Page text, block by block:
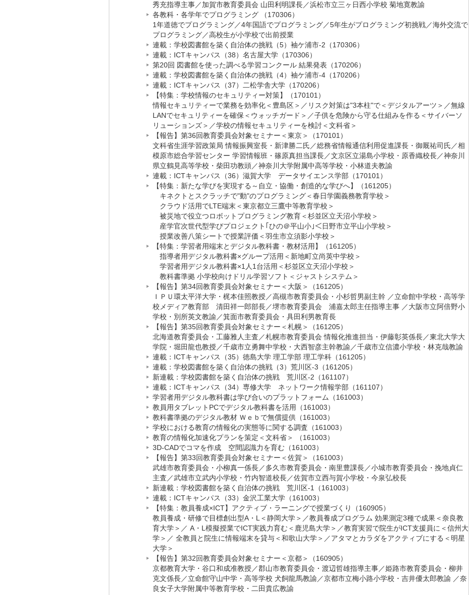
秀充指導主事／ 加賀市教育委員会 山田利明課長／浜松市立三ヶ日西小学校 菊地寛教諭
各教科・各学年でプログラミング
（170306）
1年道徳でプログラミング／4年国語でプログラミング／5年生がプログラミング初挑戦／海外交流で
プログラミング／高校生が小学校で出前授業
連載：学校図書館を築く自治体の挑戦（5）袖ケ浦市-2（170306）
連載：ICTキャンパス（38）名古屋大学（170306）
第20回 図書館を使った調べる学習コンクール 結果発表（170206）
連載：学校図書館を築く自治体の挑戦（4）袖ケ浦市-4（170206）
連載：ICTキャンパス（37）二松学舎大学（170206）
【特集：学校情報のセキュリティー対策】（170101）
情報セキュリティーで業務を効率化＜豊島区＞ ／ リスク対策は"3本柱"で＜デジタルアーツ＞ ／無線
LANでセキュリティーを確保＜ウォッチガード＞ ／子供を危険から守る仕組みを作る＜サイバーソ
リューションズ＞ ／学校の情報セキュリティーを検討＜文科省＞
【報告】第36回教育委員会対象セミナー＜東京＞（170101）
文科省生涯学習政策局 情報振興室長・新津勝二氏 ／総務省情報通信利用促進課長・御厩祐司氏 ／相
模原市総合学習センター 学習情報班・篠原真担当課長／文京区立湯島小学校・原香織校長／神奈川
県立鶴見高等学校・柴田功教頭 ／神奈川大学附属中高等学校・小林道夫教諭
連載：ICTキャンパス（36）滋賀大学 データサイエンス学部（170101）
【特集：新たな学びを実現する～自立・協働・創造的な学びへ】（161205）
キネクトとスクラッチで"動"のプログラミング＜春日学園義務教育学校＞
クラウド活用でLTE端末＜東京都立三鷹中等教育学校＞
被災地で役立つロボットプログラミング教育＜杉並区立天沼小学校＞
産学官次世代型学びプロジェクト｢ひの＠平山小｣＜日野市立平山小学校＞
授業改善八策シートで授業評価＜羽生市立須影小学校＞
【特集：学習者用端末とデジタル教科書・教材活用】（161205）
指導者用デジタル教科書×グループ活用＜新地町立尚英中学校＞
学習者用デジタル教科書×1人1台活用＜杉並区立天沼小学校＞
教科書準拠 小学校向けドリル学習ソフト＜ジャストシステム＞
【報告】第34回教育委員会対象セミナー＜大阪＞（161205）
ＩＰＵ環太平洋大学・梶本佳照教授／高槻市教育委員会・小杉哲男副主幹／ 立命館中学校・高等学
校メディア教育部 清田祥一郎部長／堺市教育委員会 浦嘉太郎主任指導主事／ 大阪市立阿倍野小
学校・別所英文教諭／箕面市教育委員会・具田利男教育長
【報告】第35回教育委員会対象セミナー＜札幌＞（161205）
北海道教育委員会・工藤雅人主査 ／札幌市教育委員会 情報化推進担当・伊藤彰英係長／東北大学大
学院・堀田龍也教授／千歳市立勇舞中学校・大西智彦主幹教諭／千歳市立信濃小学校・林克哉教諭
連載：ICTキャンパス（35）徳島大学 理工学部 理工学科（161205）
連載：学校図書館を築く自治体の挑戦（3）荒川区-3（161205）
新連載：学校図書館を築く自治体の挑戦 荒川区-2（161107）
連載：ICTキャンパス（34）専修大学 ネットワーク情報学部（161107）
学習者用デジタル教科書は学び合いのプラットフォーム（161003）
教員用タブレットPCでデジタル教科書を活用（161003）
教科書準拠のデジタル教材 Ｗｅｂで無償提供（161003）
学校における教育の情報化の実態等に関する調査（161003）
教育の情報化加速化プランを策定＜文科省＞ （161003）
3D-CADでコマを作成 空間認識力を育む（161003）
【報告】第33回教育委員会対象セミナー＜佐賀＞（161003）
武雄市教育委員会・小柳真一係長／ 多久市教育委員会・南里豊課長／小城市教育委員会・挽地貞仁
主査 ／武雄市立武内小学校・竹内智道校長／佐賀市立西与賀小学校・今泉弘校長
新連載：学校図書館を築く自治体の挑戦 荒川区-1（161003）
連載：ICTキャンパス（33）金沢工業大学（161003）
【特集：教員養成×ICT】 アクティブ・ラーニングで授業づくり（160905）
教員養成・研修で目標創出型A・L＜静岡大学＞ ／教員養成プログラム 効果測定3種で成果＜奈良教
育大学＞ ／ A・L模擬授業でICT実践力育む＜鹿児島大学＞ ／教育実習で院生がICT支援員に＜信州大
学＞ ／ 全教員と院生に情報端末を貸与＜和歌山大学＞ ／ アタマとカラダをアクティブにする＜明星
大学＞
【報告】第32回教育委員会対象セミナー＜京都＞（160905）
京都教育大学・谷口和成准教授／郡山市教育委員会・渡辺哲雄指導主事／姫路市教育委員会・柳井
克文係長／ 立命館守山中学・高等学校 犬飼龍馬教諭／京都市立梅小路小学校・吉井優太郎教諭／奈
良女子大学附属中等教育学校・二田貴広教諭